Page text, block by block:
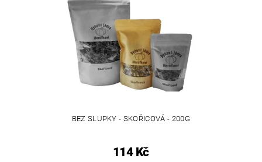
BEZ SLUPKY - SKOŘICOVÁ - 200G
114 Kč